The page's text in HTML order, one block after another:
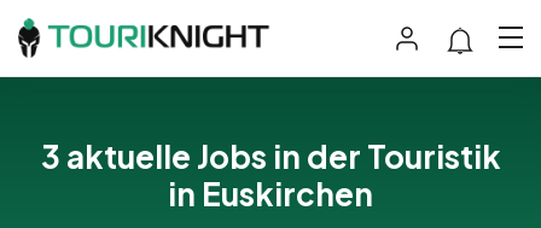
3 aktuelle Jobs in der Touristik
in Euskirchen